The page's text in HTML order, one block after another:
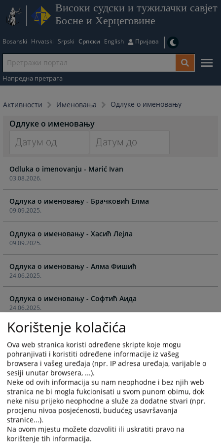
Високи судски и тужилачки савјет
Босне и Херцеговине
Bosanski Hrvatski Srpski Српски English Пријава
Напредна претрага
Активности Именовања Одлуке о именовању
Одлуке о именовању
forward
to
interact
with
the
calendar
and
select
a
date.
Press
the
question
mark
key
to
get
the
keyboard
shortcuts
for
changing
dates.
forward
interact
with
calendar
and
a
date.
the
question
mark
key
to
get
the
keyboard
shortcuts
for
changing
dates.
03.08.2026.
Odluka o imenovanju - Marić Ivan
09.09.2025.
Одлука о именовању - Брачковић Елма
09.09.2025.
Одлука о именовању - Хасић Лејла
24.06.2025.
Одлука о именовању - Алма Фишић
24.06.2025.
Одлука о именовању - Софтић Аида
24.06.2025.
Одлука о именовању - Ивана Павић
24.06.2025.
Одлука о именовању - Жигић Индира
24.06.2025.
Одлука о именовању - Бубић Куралић Џенана
24.06.2025.
Одлука о именовању - Ален Мехић
Korištenje kolačića
Ova web stranica koristi određene skripte koje mogu
pohranjivati i koristiti određene informacije iz vašeg
browsera i vašeg uređaja (npr. IP adresa uređaja, varijable o
sesiji unutar browsera, ...).
Neke od ovih informacija su nam neophodne i bez njih web
stranica ne bi mogla fukcionisati u svom punom obimu, dok
neke nisu prijeko neophodne a služe za dodatne stvari (npr.
procjenu nivoa posjećenosti, budućeg usavršavanja
stranice...).
Na ovom mjestu možete dozvoliti ili uskratiti pravo na
korištenje tih informacija.